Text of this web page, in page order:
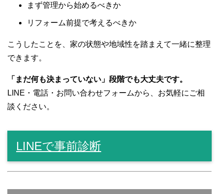
まず管理から始めるべきか
リフォーム前提で考えるべきか
こうしたことを、家の状態や地域性を踏まえて一緒に整理
できます。
「まだ何も決まっていない」段階でも大丈夫です。
LINE・電話・お問い合わせフォームから、お気軽にご相
談ください。
LINEで事前診断